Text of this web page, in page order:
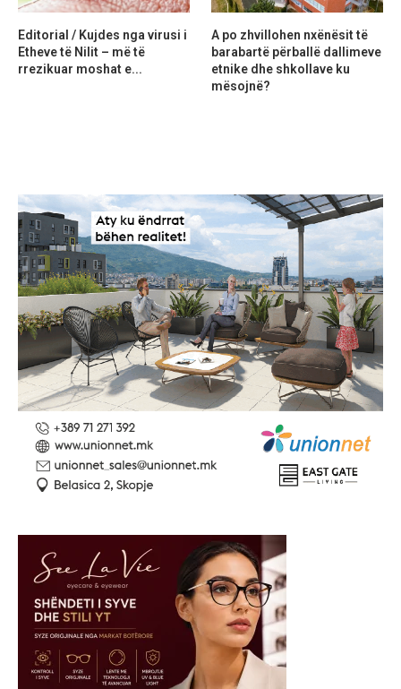
Editorial / Kujdes nga virusi i
Etheve të Nilit – më të
rrezikuar moshat e...
A po zhvillohen nxënësit të
barabartë përballë dallimeve
etnike dhe shkollave ku
mësojnë?